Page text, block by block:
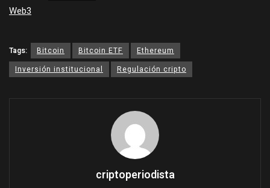
Web3
Tags: Bitcoin Bitcoin ETF
Ethereum
Inversión institucional
Regulación cripto
criptoperiodista